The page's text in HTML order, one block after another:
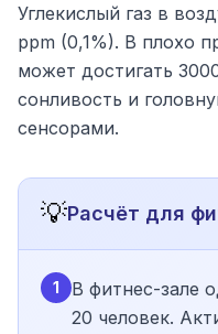
Углекислый газ в
ppm (0,1%). В плохо
может достигать
сонливость и
сенсорами.
💡Расчёт для
1
В фитнес-зале
20 человек.